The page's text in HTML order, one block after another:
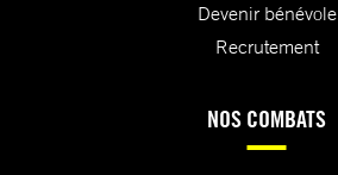
Devenir bénévole
Recrutement
NOS COMBATS